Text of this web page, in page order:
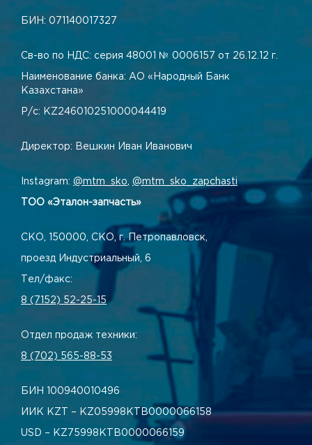
БИН: 071140017327
Св-во по НДС: серия 48001 № 0006157 от 26.12.12 г.
Наименование банка: АО «Народный Банк
Казахстана»
Р/с: KZ246010251000044419
Директор: Вешкин Иван Иванович
Instagram: @mtm_sko @mtm_sko_zapchasti
ТОО «Эталон-запчасть»
СКО, 150000, СКО, г. Петропавловск,
проезд Индустриальный, 6
Тел/факс:
8 (7152) 52-25-15
Отдел продаж техники:
8 (702) 565-88-53
БИН 100940010496
ИИК KZT – KZ05998КТВ0000066158
USD – KZ75998КТВ0000066159